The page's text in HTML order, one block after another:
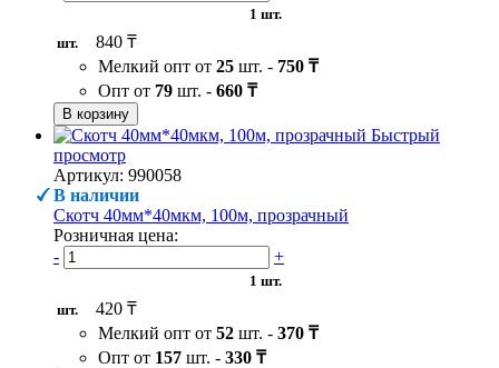
1 шт.
шт.
840 ₸
Мелкий опт от 25 шт. - 750 ₸
Опт от 79 шт. - 660 ₸
В корзину
Быстрый
просмотр
Артикул: 990058
В наличии
Скотч 40мм*40мкм, 100м, прозрачный
Розничная цена:
-
+
1 шт.
шт.
420 ₸
Мелкий опт от 52 шт. - 370 ₸
Опт от 157 шт. - 330 ₸